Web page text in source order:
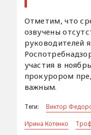
Отметим, что
озвучены
руководителей
участия в
прокурором
важным.
Теги: Виктор
Ирина Котенко